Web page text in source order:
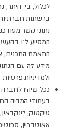
לכלול, בין היתר,
ברשתות
נתוני קשר
המסייע לנו
התאמת התכנים,
מידע זה עם
ולמדיניות פרטיות
ככל שיהיו
בעמודי המדיה
טיקטוק,
אאוטבריין,